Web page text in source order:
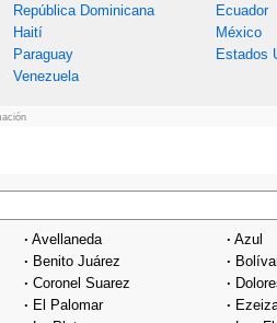
República Dominicana
Ecuador
Haití
México
Paraguay
Estados
Venezuela
· Avellaneda · Azul
· Benito Juárez ·
· Coronel Suarez ·
· El Palomar ·